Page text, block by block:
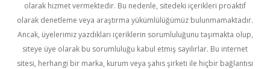
olarak hizmet vermektedir. Bu nedenle, sitedeki içerikleri proaktif
olarak denetleme veya araştırma yükümlülüğümüz bulunmamaktadır.
Ancak, üyelerimiz yazdıkları içeriklerin sorumluluğunu taşımakta olup,
siteye üye olarak bu sorumluluğu kabul etmiş sayılırlar. Bu internet
sitesi, herhangi bir marka, kurum veya şahıs şirketi ile hiçbir bağlantısı